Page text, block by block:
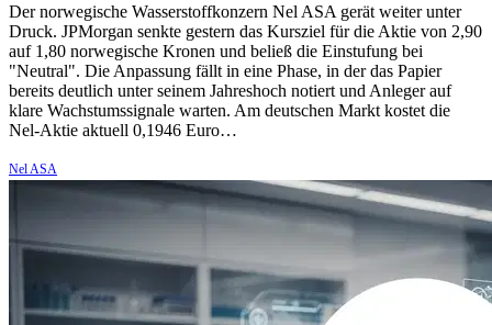
Der norwegische Wasserstoffkonzern Nel ASA gerät weiter unter
Druck. JPMorgan senkte gestern das Kursziel für die Aktie von 2,90
auf 1,80 norwegische Kronen und beließ die Einstufung bei
"Neutral". Die Anpassung fällt in eine Phase, in der das Papier
bereits deutlich unter seinem Jahreshoch notiert und Anleger auf
klare Wachstumssignale warten. Am deutschen Markt kostet die
Nel-Aktie aktuell 0,1946 Euro…
Nel ASA